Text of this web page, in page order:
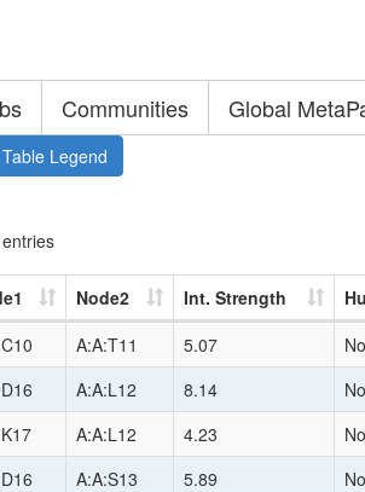
Communities Global
Table Legend
entries
Node2 Int. Strength
A:A:T11 5.07
No
A:A:L12 8.14
No
A:A:L12 4.23
No
A:A:S13 5.89
No